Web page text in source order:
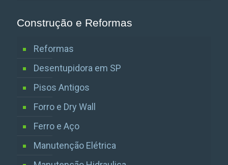
Construção e Reformas
Reformas
Desentupidora em SP
Pisos Antigos
Forro e Dry Wall
Ferro e Aço
Manutenção Elétrica